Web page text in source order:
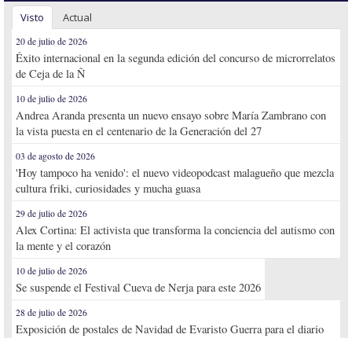
Visto Actual
20 de julio de 2026
Éxito internacional en la segunda edición del concurso de microrrelatos
de Ceja de la Ñ
10 de julio de 2026
Andrea Aranda presenta un nuevo ensayo sobre María Zambrano con
la vista puesta en el centenario de la Generación del 27
03 de agosto de 2026
'Hoy tampoco ha venido': el nuevo videopodcast malagueño que mezcla
cultura friki, curiosidades y mucha guasa
29 de julio de 2026
Alex Cortina: El activista que transforma la conciencia del autismo con
la mente y el corazón
10 de julio de 2026
Se suspende el Festival Cueva de Nerja para este 2026
28 de julio de 2026
Exposición de postales de Navidad de Evaristo Guerra para el diario